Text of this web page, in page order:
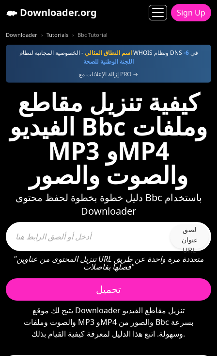
Downloader.org Sign Up
Downloader Tutorials Bbc Tutorial
اسم النطاق المثالي - الخصوصية المجانية لنظام WHOIS ونظام DNS في 6-
اللجنة الوطنية للصحة
إزالة الإعلانات مع PRO →
كيفية تنزيل مقاطع
الفيديو Bbc وملفات
MP3 وMP4
والصوت والصور
دليل خطوة بخطوة لحفظ محتوى Bbc باستخدام
Downloader
لصق
عنوان
URL
"تنزيل المحتوى من عناوين URL متعددة مرة واحدة عن طريق
فصلها بفاصلات"
تحميل
يتيح لك موقع Downloader تنزيل مقاطع الفيديو
والصوت وملفات MP3 وMP4 والصور من Bbc بسرعة
وسهولة. اتبع هذا الدليل لمعرفة كيفية القيام بذلك.